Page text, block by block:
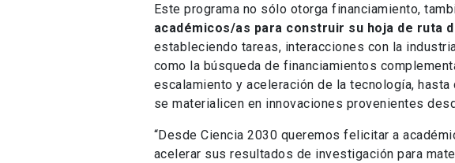
Este programa no sólo otorga financiamiento,
académicos/as para construir su hoja de ruta
estableciendo tareas, interacciones con la
como la búsqueda de financiamientos
escalamiento y aceleración de la tecnología,
se materialicen en innovaciones provenientes
“Desde Ciencia 2030 queremos felicitar a
acelerar sus resultados de investigación para